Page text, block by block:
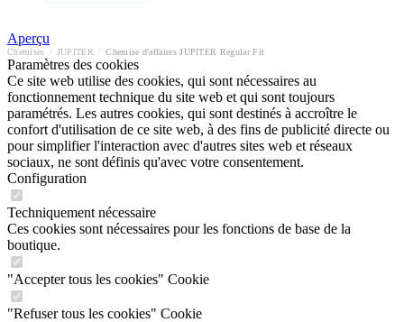
Aperçu
Chemises JUPITER Chemise d'affaires JUPITER Regular Fit
Paramètres des cookies
Ce site web utilise des cookies, qui sont nécessaires au
fonctionnement technique du site web et qui sont toujours
paramétrés. Les autres cookies, qui sont destinés à accroître le
confort d'utilisation de ce site web, à des fins de publicité directe ou
pour simplifier l'interaction avec d'autres sites web et réseaux
sociaux, ne sont définis qu'avec votre consentement.
Configuration
Techniquement nécessaire
Ces cookies sont nécessaires pour les fonctions de base de la
boutique.
"Accepter tous les cookies" Cookie
"Refuser tous les cookies" Cookie